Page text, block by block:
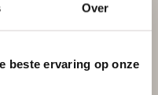
Over
beste ervaring op onze